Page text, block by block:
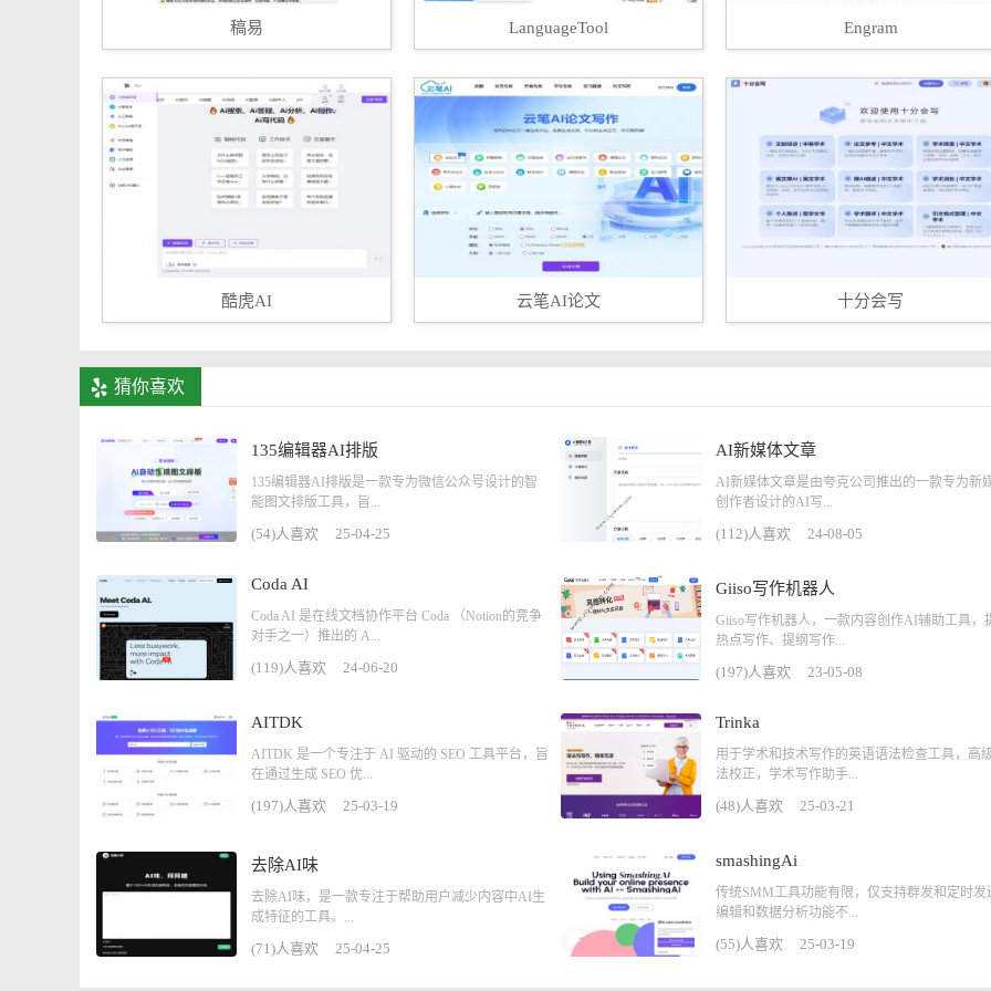
稿易 LanguageTool Engram
酷虎AI 云笔AI论文 十分会写
猜你喜欢
135编辑器AI排版
135编辑器AI排版是一款专为微信公众号设计的智
能图文排版工具，旨...
(54)人喜欢 25-04-25
AI新媒体文章
AI新媒体文章是由夸克公司推出的一款专为新
创作者设计的AI写...
(112)人喜欢 24-08-05
Coda AI
Coda AI 是在线文档协作平台 Coda （Notion的竞争
对手之一）推出的 A...
(119)人喜欢 24-06-20
Giiso写作机器人
Giiso写作机器人，一款内容创作AI辅助工具，
热点写作、提纲写作...
(197)人喜欢 23-05-08
AITDK
AITDK 是一个专注于 AI 驱动的 SEO 工具平台，旨
在通过生成 SEO 优...
(197)人喜欢 25-03-19
Trinka
用于学术和技术写作的英语语法检查工具，高
法校正，学术写作助手...
(48)人喜欢 25-03-21
去除AI味
去除AI味，是一款专注于帮助用户减少内容中AI生
成特征的工具。...
(71)人喜欢 25-04-25
smashingAi
传统SMM工具功能有限，仅支持群发和定时发
编辑和数据分析功能不...
(55)人喜欢 25-03-19